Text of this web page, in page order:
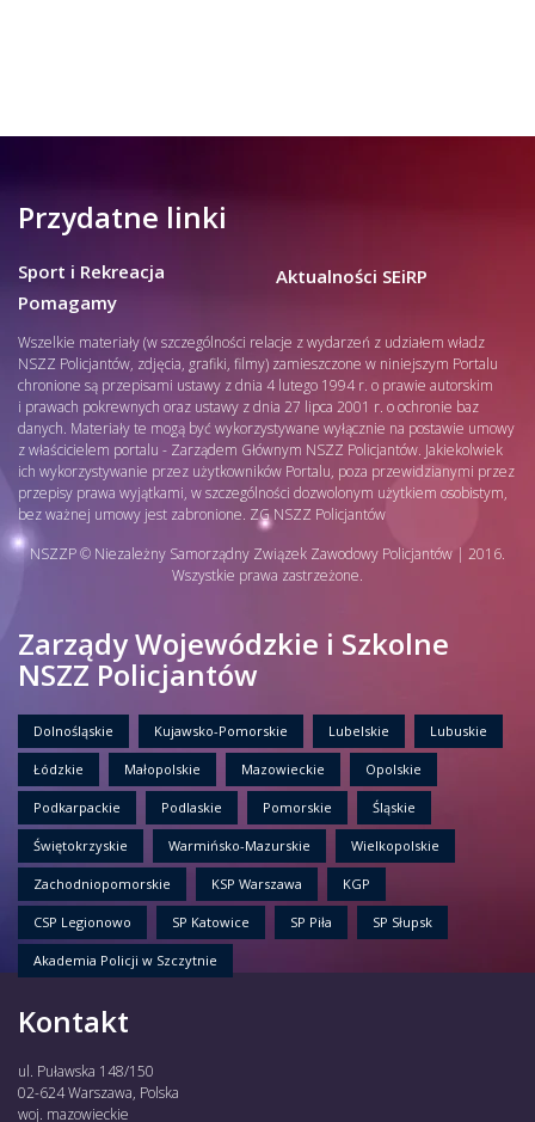
Przydatne linki
Sport i Rekreacja
Pomagamy
Aktualności SEiRP
Wszelkie materiały (w szczególności relacje z wydarzeń z udziałem władz
NSZZ Policjantów, zdjęcia, grafiki, filmy) zamieszczone w niniejszym Portalu
chronione są przepisami ustawy z dnia 4 lutego 1994 r. o prawie autorskim
i prawach pokrewnych oraz ustawy z dnia 27 lipca 2001 r. o ochronie baz
danych. Materiały te mogą być wykorzystywane wyłącznie na postawie umowy
z właścicielem portalu - Zarządem Głównym NSZZ Policjantów. Jakiekolwiek
ich wykorzystywanie przez użytkowników Portalu, poza przewidzianymi przez
przepisy prawa wyjątkami, w szczególności dozwolonym użytkiem osobistym,
bez ważnej umowy jest zabronione. ZG NSZZ Policjantów
NSZZP © Niezależny Samorządny Związek Zawodowy Policjantów | 2016.
Wszystkie prawa zastrzeżone.
Zarządy Wojewódzkie i Szkolne
NSZZ Policjantów
Dolnośląskie Kujawsko-Pomorskie Lubelskie Lubuskie
Łódzkie Małopolskie Mazowieckie Opolskie
Podkarpackie Podlaskie Pomorskie Śląskie
Świętokrzyskie Warmińsko-Mazurskie Wielkopolskie
Zachodniopomorskie KSP Warszawa KGP
CSP Legionowo SP Katowice SP Piła SP Słupsk
Akademia Policji w Szczytnie
Kontakt
ul. Puławska 148/150
02-624 Warszawa, Polska
woj. mazowieckie